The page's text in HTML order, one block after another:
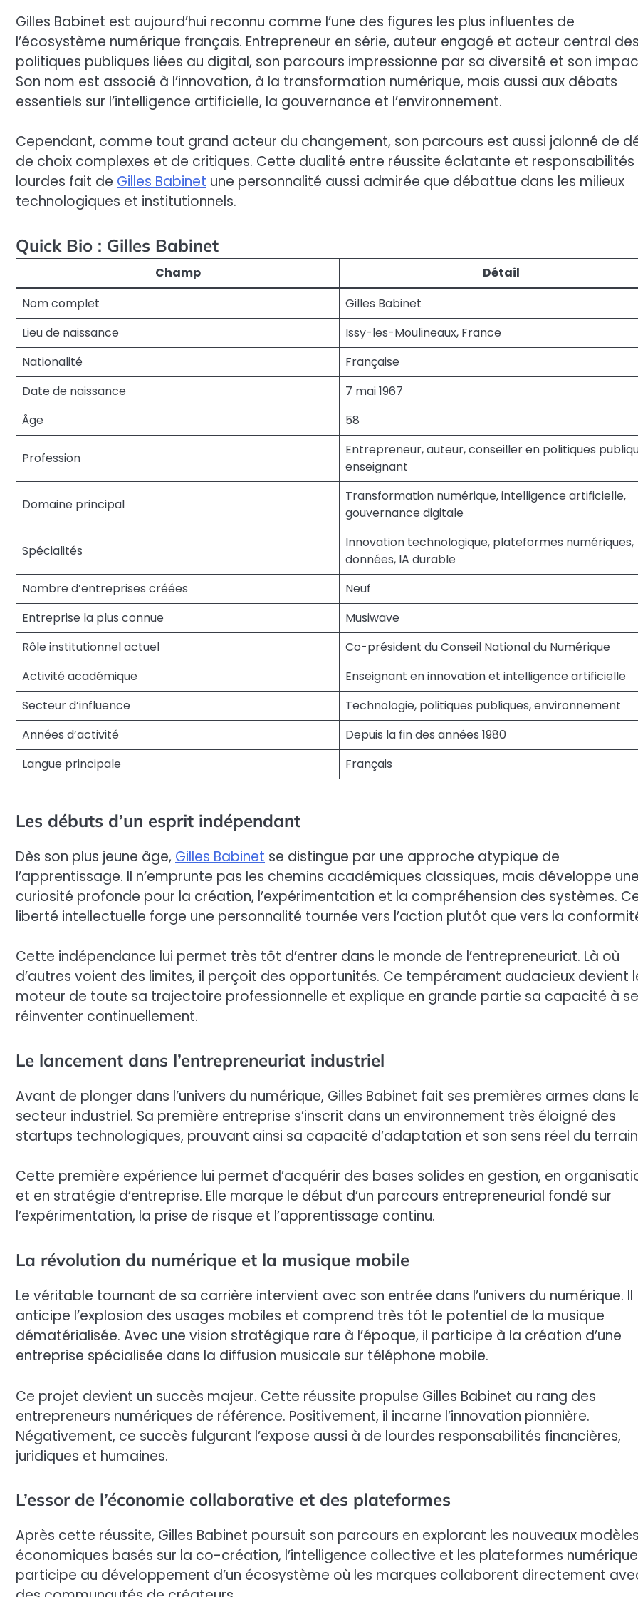
Gilles Babinet est aujourd’hui reconnu comme l’une des figures les plus influentes de
l’écosystème numérique français. Entrepreneur en série, auteur engagé et acteur central des
politiques publiques liées au digital, son parcours impressionne par sa diversité et son
Son nom est associé à l’innovation, à la transformation numérique, mais aussi aux débats
essentiels sur l’intelligence artificielle, la gouvernance et l’environnement.
Cependant, comme tout grand acteur du changement, son parcours est aussi jalonné de
de choix complexes et de critiques. Cette dualité entre réussite éclatante et responsabilités
lourdes fait de Gilles Babinet une personnalité aussi admirée que débattue dans les milieux
technologiques et institutionnels.
Quick Bio : Gilles Babinet
Champ
Détail
Nom complet
Gilles Babinet
Lieu de naissance
Issy-les-Moulineaux, France
Nationalité
Française
Date de naissance
7 mai 1967
Âge
58
Profession
Entrepreneur, auteur, conseiller en politiques
enseignant
Domaine principal
Transformation numérique, intelligence artificielle,
gouvernance digitale
Spécialités
Innovation technologique, plateformes numériques,
données, IA durable
Nombre d’entreprises créées
Neuf
Entreprise la plus connue
Musiwave
Rôle institutionnel actuel
Co-président du Conseil National du Numérique
Activité académique
Enseignant en innovation et intelligence artificielle
Secteur d’influence
Technologie, politiques publiques, environnement
Années d’activité
Depuis la fin des années 1980
Langue principale
Français
Les débuts d’un esprit indépendant
Dès son plus jeune âge, Gilles Babinet se distingue par une approche atypique de
l’apprentissage. Il n’emprunte pas les chemins académiques classiques, mais développe une
curiosité profonde pour la création, l’expérimentation et la compréhension des systèmes.
liberté intellectuelle forge une personnalité tournée vers l’action plutôt que vers la
Cette indépendance lui permet très tôt d’entrer dans le monde de l’entrepreneuriat. Là où
d’autres voient des limites, il perçoit des opportunités. Ce tempérament audacieux devient
moteur de toute sa trajectoire professionnelle et explique en grande partie sa capacité à se
réinventer continuellement.
Le lancement dans l’entrepreneuriat industriel
Avant de plonger dans l’univers du numérique, Gilles Babinet fait ses premières armes dans
secteur industriel. Sa première entreprise s’inscrit dans un environnement très éloigné des
startups technologiques, prouvant ainsi sa capacité d’adaptation et son sens réel du
Cette première expérience lui permet d’acquérir des bases solides en gestion, en
et en stratégie d’entreprise. Elle marque le début d’un parcours entrepreneurial fondé sur
l’expérimentation, la prise de risque et l’apprentissage continu.
La révolution du numérique et la musique mobile
Le véritable tournant de sa carrière intervient avec son entrée dans l’univers du numérique. Il
anticipe l’explosion des usages mobiles et comprend très tôt le potentiel de la musique
dématérialisée. Avec une vision stratégique rare à l’époque, il participe à la création d’une
entreprise spécialisée dans la diffusion musicale sur téléphone mobile.
Ce projet devient un succès majeur. Cette réussite propulse Gilles Babinet au rang des
entrepreneurs numériques de référence. Positivement, il incarne l’innovation pionnière.
Négativement, ce succès fulgurant l’expose aussi à de lourdes responsabilités financières,
juridiques et humaines.
L’essor de l’économie collaborative et des plateformes
Après cette réussite, Gilles Babinet poursuit son parcours en explorant les nouveaux modèles
économiques basés sur la co-création, l’intelligence collective et les plateformes
participe au développement d’un écosystème où les marques collaborent directement